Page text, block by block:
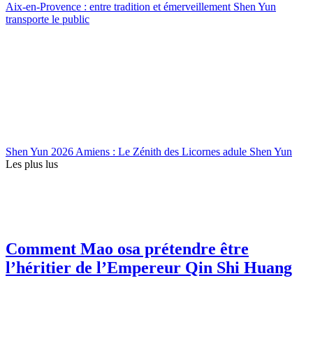
Aix-en-Provence : entre tradition et émerveillement Shen Yun
transporte le public
Shen Yun 2026 Amiens : Le Zénith des Licornes adule Shen Yun
Les plus lus
Comment Mao osa prétendre être
l’héritier de l’Empereur Qin Shi Huang